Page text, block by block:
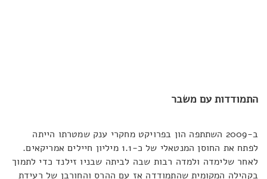
התמודדות עם משבר
ב-2009 השתתפה הון בפרויקט מחקרי ענק שמטרתו הייתה
לפתח את החוסן המנטאלי של כ-1.1 מיליון חיילים אמריקאים.
לאחר שלימדה ולמדה רבות שבה לביתה שבניו זילנד כדי לתמוך
בקהילה המקומית שהתמודדה אז עם ההרס והחורבן של רעידת